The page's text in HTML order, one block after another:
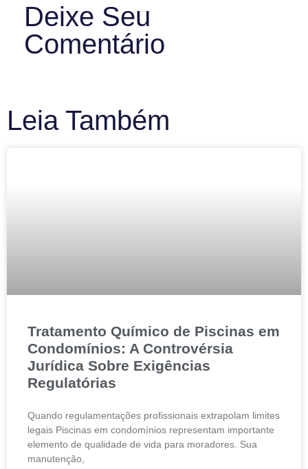
Deixe Seu
Comentário
Leia Também
Tratamento Químico de Piscinas em
Condomínios: A Controvérsia
Jurídica Sobre Exigências
Regulatórias
Quando regulamentações profissionais extrapolam limites
legais Piscinas em condomínios representam importante
elemento de qualidade de vida para moradores. Sua
manutenção,